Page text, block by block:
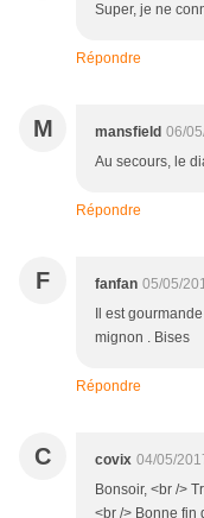
Super, je ne
Répondre
M mansfield 06/
Au secours, le
Répondre
F fanfan 05/05/
Il est
mignon . Bises
Répondre
C covix 04/05/
Bonsoir, <br />
<br /> Bonne fin